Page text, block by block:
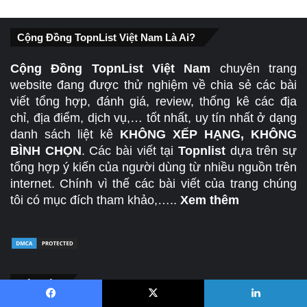
Cộng Đồng TopnList Việt Nam Là Ai?
Cộng Đồng TopnList Việt Nam chuyên trang
website đang được thử nghiệm về chia sẻ các bài
viết tổng hợp, đánh giá, review, thống kê các địa
chỉ, địa điểm, dịch vụ,… tốt nhất, uy tín nhất ở dạng
danh sách liệt kê KHÔNG XẾP HẠNG, KHÔNG
BÌNH CHỌN. Các bài viết tạiTopnlist dựa trên sự
tổng hợp ý kiến của người dùng từ nhiều nguồn trên
internet. Chính vì thế các bài viết của trang chúng
tôi có mục đích tham khảo,….. Xem thêm
Liên Hệ